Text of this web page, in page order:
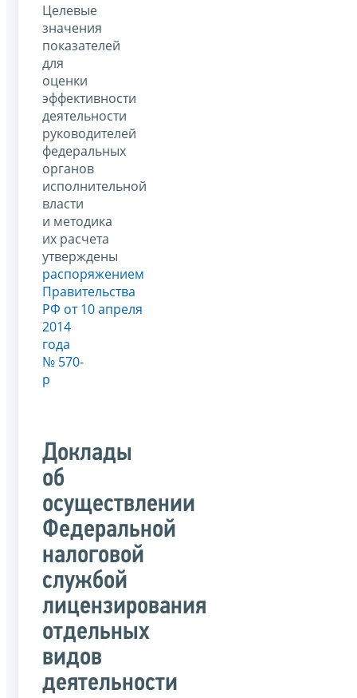
Целевые
значения
показателей
для
оценки
эффективности
деятельности
руководителей
федеральных
органов
исполнительной
власти
и методика
их расчета
утверждены
распоряжением
Правительства
РФ от 10 апреля
2014
года
№ 570-
р
Доклады
об
осуществлении
Федеральной
налоговой
службой
лицензирования
отдельных
видов
деятельности